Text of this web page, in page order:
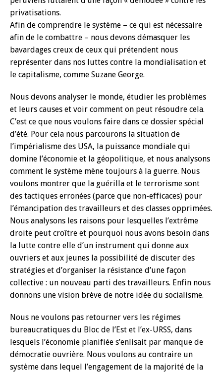
privatisations.
Afin de comprendre le système – ce qui est nécessaire
afin de le combattre – nous devons démasquer les
bavardages creux de ceux qui prétendent nous
représenter dans nos luttes contre la mondialisation et
le capitalisme, comme Suzane George.
Nous devons analyser le monde, étudier les problèmes
et leurs causes et voir comment on peut résoudre cela.
C’est ce que nous voulons faire dans ce dossier spécial
d’été. Pour cela nous parcourons la situation de
l’impérialisme des USA, la puissance mondiale qui
domine l’économie et la géopolitique, et nous analysons
comment le système mène toujours à la guerre. Nous
voulons montrer que la guérilla et le terrorisme sont
des tactiques erronées (parce que non-efficaces) pour
l’émancipation des travailleurs et des classes opprimées.
Nous analysons les raisons pour lesquelles l’extrême
droite peut croître et pourquoi nous avons besoin dans
la lutte contre elle d’un instrument qui donne aux
ouvriers et aux jeunes la possibilité de discuter des
stratégies et d’organiser la résistance d’une façon
collective : un nouveau parti des travailleurs. Enfin nous
donnons une vision brève de notre idée du socialisme.
Nous ne voulons pas retourner vers les régimes
bureaucratiques du Bloc de l’Est et l’ex-URSS, dans
lesquels l’économie planifiée s’enlisait par manque de
démocratie ouvrière. Nous voulons au contraire un
système dans lequel l’engagement de la majorité de la